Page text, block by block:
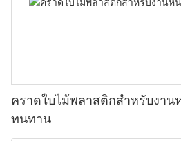
คราดใบไม้พลาสติกสำหรับงา
ทนทาน